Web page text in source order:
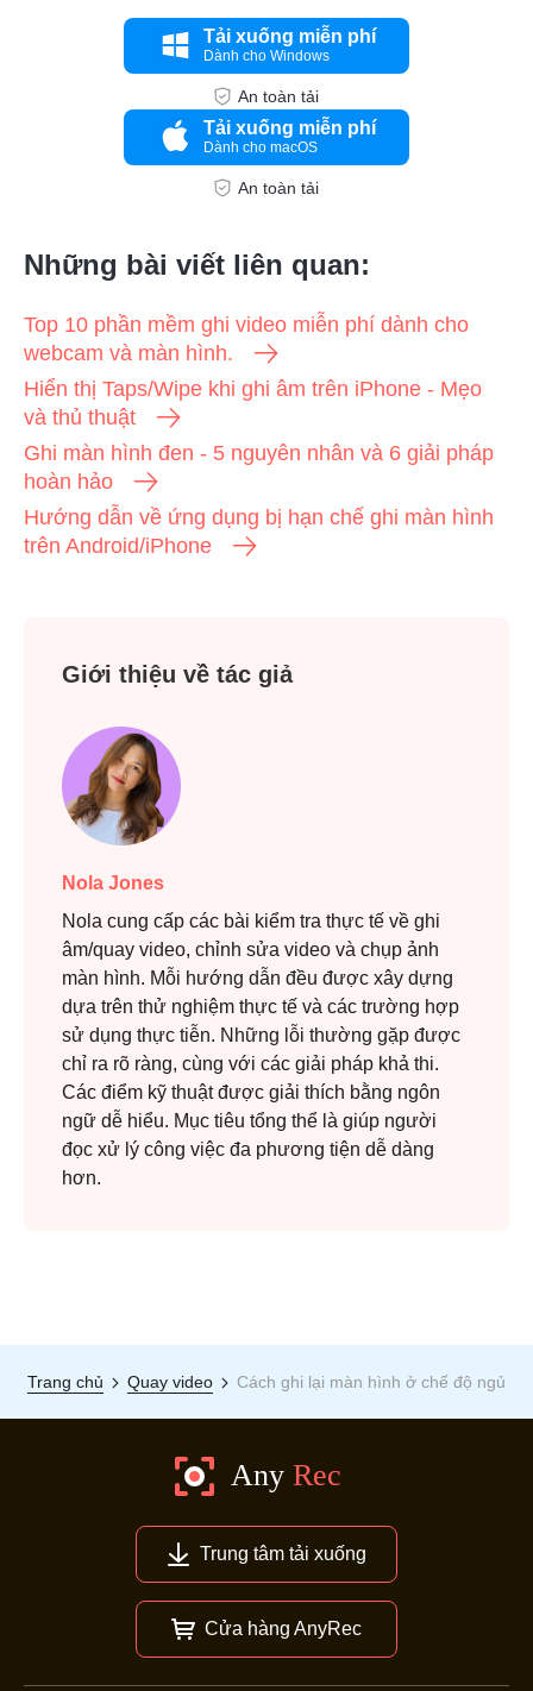
Tải xuống miễn phí
Dành cho Windows
An toàn tải
Tải xuống miễn phí
Dành cho macOS
An toàn tải
Những bài viết liên quan:
Top 10 phần mềm ghi video miễn phí dành cho
webcam và màn hình.
Hiển thị Taps/Wipe khi ghi âm trên iPhone - Mẹo
và thủ thuật
Ghi màn hình đen - 5 nguyên nhân và 6 giải pháp
hoàn hảo
Hướng dẫn về ứng dụng bị hạn chế ghi màn hình
trên Android/iPhone
Giới thiệu về tác giả
Nola Jones
Nola cung cấp các bài kiểm tra thực tế về ghi
âm/quay video, chỉnh sửa video và chụp ảnh
màn hình. Mỗi hướng dẫn đều được xây dựng
dựa trên thử nghiệm thực tế và các trường hợp
sử dụng thực tiễn. Những lỗi thường gặp được
chỉ ra rõ ràng, cùng với các giải pháp khả thi.
Các điểm kỹ thuật được giải thích bằng ngôn
ngữ dễ hiểu. Mục tiêu tổng thể là giúp người
đọc xử lý công việc đa phương tiện dễ dàng
hơn.
Trang chủ Quay video Cách ghi lại màn hình ở chế độ ngủ
Trung tâm tải xuống
Cửa hàng AnyRec